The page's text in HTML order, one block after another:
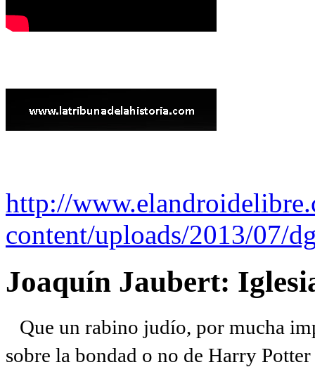
http://
content/uploads/2013/07/
Joaquín Jaubert:
Que un rabino judío, por mucha
sobre la bondad o no de Harry